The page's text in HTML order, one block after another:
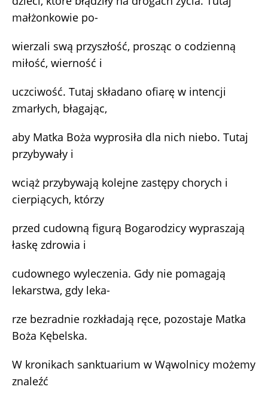
małżonkowie po-
wierzali swą przyszłość, prosząc o codzienną
miłość, wierność i
uczciwość. Tutaj składano ofiarę w intencji
zmarłych, błagając,
aby Matka Boża wyprosiła dla nich niebo. Tutaj
przybywały i
wciąż przybywają kolejne zastępy chorych i
cierpiących, którzy
przed cudowną figurą Bogarodzicy wypraszają
łaskę zdrowia i
cudownego wyleczenia. Gdy nie pomagają
lekarstwa, gdy leka-
rze bezradnie rozkładają ręce, pozostaje Matka
Boża Kębelska.
W kronikach sanktuarium w Wąwolnicy możemy
znaleźć